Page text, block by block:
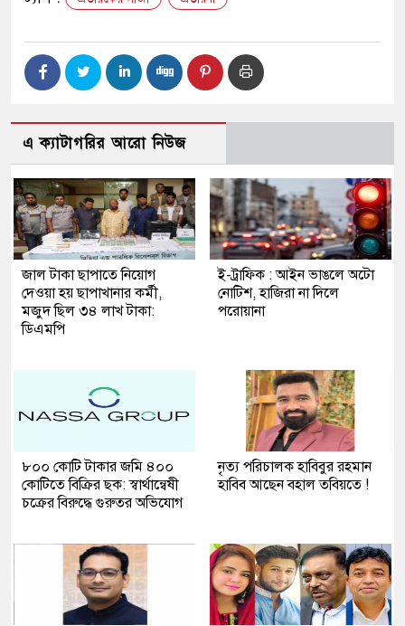
এ ক্যাটাগরির আরো নিউজ
জাল টাকা ছাপাতে নিয়োগ
দেওয়া হয় ছাপাখানার কর্মী,
মজুদ ছিল ৩৪ লাখ টাকা:
ডিএমপি
ই-ট্রাফিক : আইন ভাঙলে অটো
নোটিশ, হাজিরা না দিলে
পরোয়ানা
৮০০ কোটি টাকার জমি ৪০০
কোটিতে বিক্রির ছক: স্বার্থান্বেষী
চক্রের বিরুদ্ধে গুরুতর অভিযোগ
নৃত্য পরিচালক হাবিবুর রহমান
হাবিব আছেন বহাল তবিয়তে !